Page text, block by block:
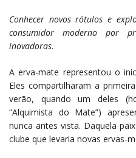
Conhecer novos rótulos e
consumidor moderno por
inovadoras.
A erva-mate representou o
Eles compartilharam a
verão, quando um deles
“Alquimista do Mate”)
nunca antes vista. Daquela
clube que levaria novas ervas-